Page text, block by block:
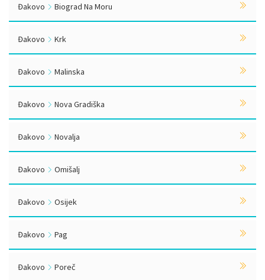
Đakovo Biograd Na Moru
Đakovo Krk
Đakovo Malinska
Đakovo Nova Gradiška
Đakovo Novalja
Đakovo Omišalj
Đakovo Osijek
Đakovo Pag
Đakovo Poreč